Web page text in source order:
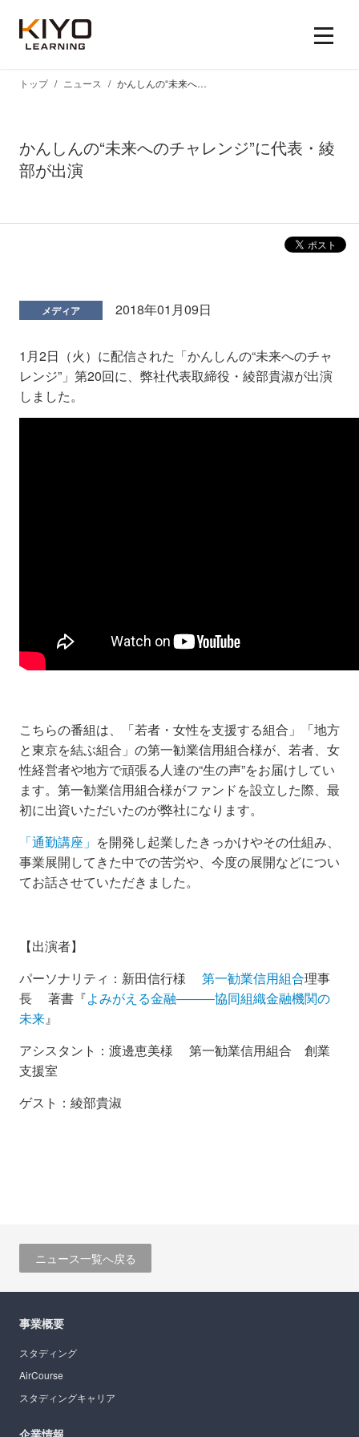
かんしんの“未来へのチャレンジ”に代表・綾
部が出演
トップ ニュース かんしんの“未来へのチャレンジ”に代表・綾部が出演
メディア 2018年01月09日
1月2日（火）に配信された「かんしんの“未来へのチャ
レンジ”」第20回に、弊社代表取締役・綾部貴淑が出演
しました。
こちらの番組は、「若者・女性を支援する組合」「地方
と東京を結ぶ組合」の第一勧業信用組合様が、若者、女
性経営者や地方で頑張る人達の“生の声”をお届けしてい
ます。 第一勧業信用組合様がファンドを設立した際、最
初に出資いただいたのが弊社になります。
「通勤講座」 を開発し起業したきっかけやその仕組み、
事業展開してきた中での苦労や、今度の展開などについ
てお話させていただきました。
【出演者】
パーソナリティ：新田信行様 第一勧業信用組合理事
長 著書『よみがえる金融―――協同組織金融機関の
未来』
アシスタント：渡邊恵美様 第一勧業信用組合 創業
支援室
ゲスト：綾部貴淑
ニュース一覧へ戻る
事業概要
スタディング
AirCourse
スタディングキャリア